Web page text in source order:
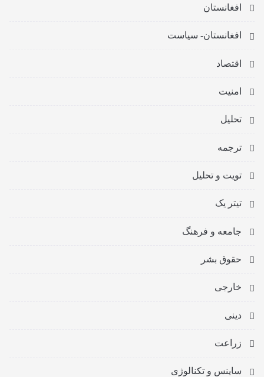
افغانستان
افغانستان- سیاست
اقتصاد
امنیت
تحلیل
ترجمه
تویت و تحلیل
تیتر یک
جامعه و فرهنگ
حقوق بشر
خارجی
دینی
زراعت
ساینس و تکنالوژی